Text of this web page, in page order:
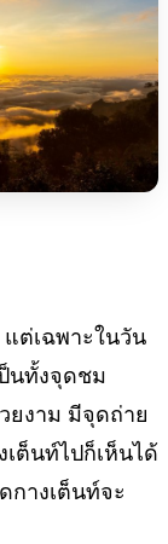
ต่เฉพาะในวัน
นทั้งจุดชม
ยงาม มีจุดถ่าย
ต็นท์ไปก็เห็นได้
กางเต็นท์จะ